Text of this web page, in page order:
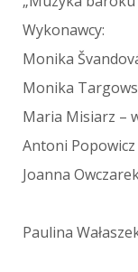
Wykonawcy:
Monika
Monika
Maria Misiarz –
Antoni
Joanna
Paulina